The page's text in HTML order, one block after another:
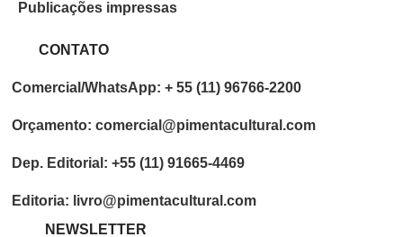
Publicações impressas
CONTATO
Comercial/WhatsApp: + 55 (11) 96766-2200
Orçamento: comercial@pimentacultural.com
Dep. Editorial: +55 (11) 91665-4469
Editoria: livro@pimentacultural.com
NEWSLETTER